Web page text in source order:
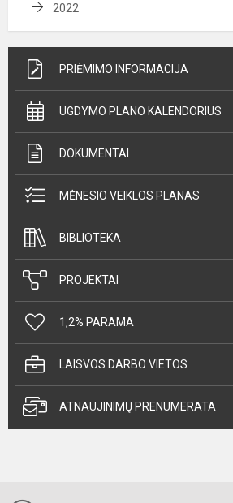
2022
PRIĖMIMO INFORMACIJA
UGDYMO PLANO KALENDORIUS
DOKUMENTAI
MĖNESIO VEIKLOS PLANAS
BIBLIOTEKA
PROJEKTAI
1,2% PARAMA
LAISVOS DARBO VIETOS
ATNAUJINIMŲ PRENUMERATA